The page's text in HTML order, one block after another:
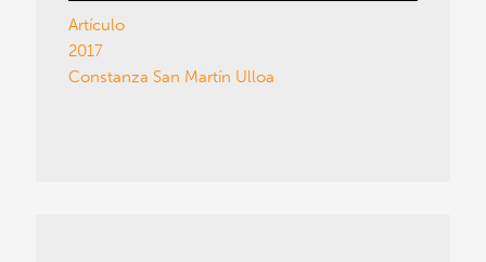
Artículo
2017
Constanza San Martín Ulloa